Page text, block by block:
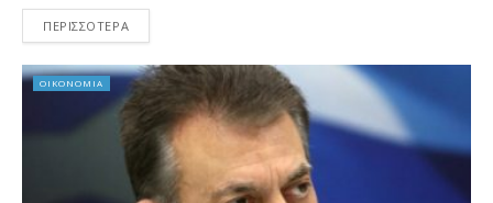
ΠΕΡΙΣΣΟΤΕΡΑ
ΟΙΚΟΝΟΜΙΑ